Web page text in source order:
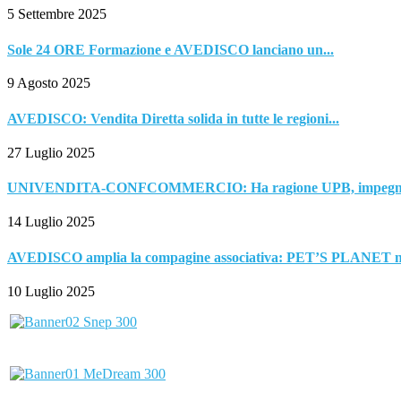
5 Settembre 2025
Sole 24 ORE Formazione e AVEDISCO lanciano un...
9 Agosto 2025
AVEDISCO: Vendita Diretta solida in tutte le regioni...
27 Luglio 2025
UNIVENDITA-CONFCOMMERCIO: Ha ragione UPB,
14 Luglio 2025
AVEDISCO amplia la compagine associativa: PET’S PLANET
10 Luglio 2025